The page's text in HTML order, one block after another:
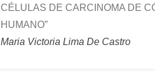
CÉLULAS DE CARCINOMA DE
HUMANO”
Maria Victoria Lima De Castro